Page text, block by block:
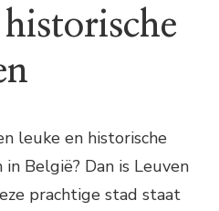
historische
leuke en historische
België? Dan is Leuven
prachtige stad staat